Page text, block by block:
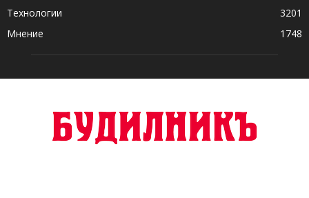
Технологии
3201
Мнение
1748